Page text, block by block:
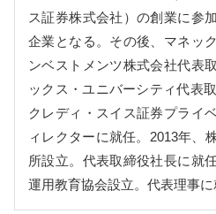
ス証券株式会社）の創業に参
企業となる。その後、マネッ
ンベストメンツ株式会社代表
ックス・ユニバーシティ代表
クレディ・スイス証券プライ
ィレクターに就任。2013年、
所設立。代表取締役社長に就
運用教育協会設立。代表理事に